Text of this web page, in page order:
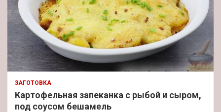
ЗАГОТОВКА
Картофельная запеканка с рыбой и сыром,
под соусом бешамель